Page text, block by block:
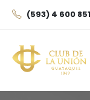
(593) 4 600